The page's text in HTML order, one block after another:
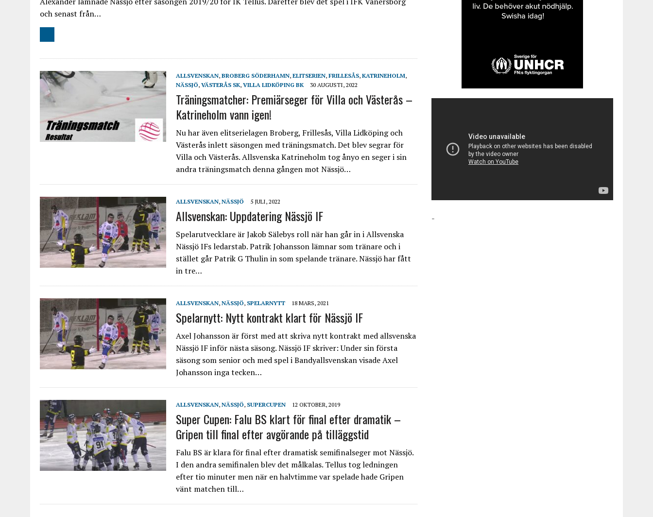
och senast från…
ALLSVENSKAN, BROBERG SÖDERHAMN, ELITSERIEN, FRILLESÅS, KATRINEHOLM,
NÄSSJÖ, VÄSTERÅS SK, VILLA LIDKÖPING BK 30 AUGUSTI, 2022
Träningsmatcher: Premiärseger för Villa och Västerås –
Katrineholm vann igen!
Nu har även elitserielagen Broberg, Frillesås, Villa Lidköping och
Västerås inlett säsongen med träningsmatch. Det blev segrar för
Villa och Västerås. Allsvenska Katrineholm tog ånyo en seger i sin
andra träningsmatch denna gången mot Nässjö…
ALLSVENSKAN, NÄSSJÖ 5 JULI, 2022
Allsvenskan: Uppdatering Nässjö IF
Spelarutvecklare är Jakob Sälebys roll när han går in i Allsvenska
Nässjö IFs ledarstab. Patrik Johansson lämnar som tränare och i
stället går Patrik G Thulin in som spelande tränare. Nässjö har fått
in tre…
ALLSVENSKAN, NÄSSJÖ, SPELARNYTT 18 MARS, 2021
Spelarnytt: Nytt kontrakt klart för Nässjö IF
Axel Johansson är först med att skriva nytt kontrakt med allsvenska
Nässjö IF inför nästa säsong. Nässjö IF skriver: Under sin första
säsong som senior och med spel i Bandyallsvenskan visade Axel
Johansson inga tecken…
ALLSVENSKAN, NÄSSJÖ, SUPERCUPEN 12 OKTOBER, 2019
Super Cupen: Falu BS klart för final efter dramatik –
Gripen till final efter avgörande på tilläggstid
Falu BS är klara för final efter dramatisk semifinalseger mot Nässjö.
I den andra semifinalen blev det målkalas. Tellus tog ledningen
efter tio minuter men när en halvtimme var spelade hade Gripen
vänt matchen till…
-